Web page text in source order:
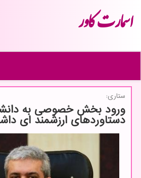
اسمارت كاور
ستاری:
ورود بخش خصوصی به
دستاوردهای ارزشمند ای